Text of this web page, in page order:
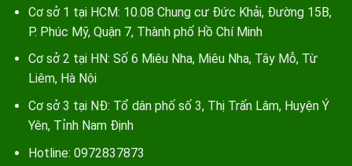
Cơ sở 1 tại HCM: 10.08 Chung cư Đức Khải, Đường 15B,
P. Phúc Mỹ, Quận 7, Thành phố Hồ Chí Minh
Cơ sở 2 tại HN: Số 6 Miêu Nha, Miêu Nha, Tây Mỗ, Từ
Liêm, Hà Nội
Cơ sở 3 tại NĐ: Tổ dân phố số 3, Thị Trấn Lâm, Huyện Ý
Yên, Tỉnh Nam Định
Hotline: 0972837873